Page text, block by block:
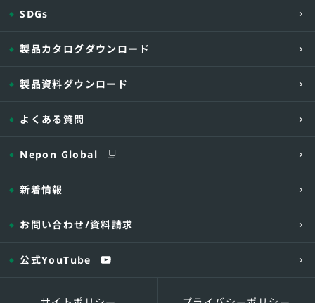
SDGs
製品カタログダウンロード
製品資料ダウンロード
よくある質問
Nepon Global
新着情報
お問い合わせ/資料請求
公式YouTube